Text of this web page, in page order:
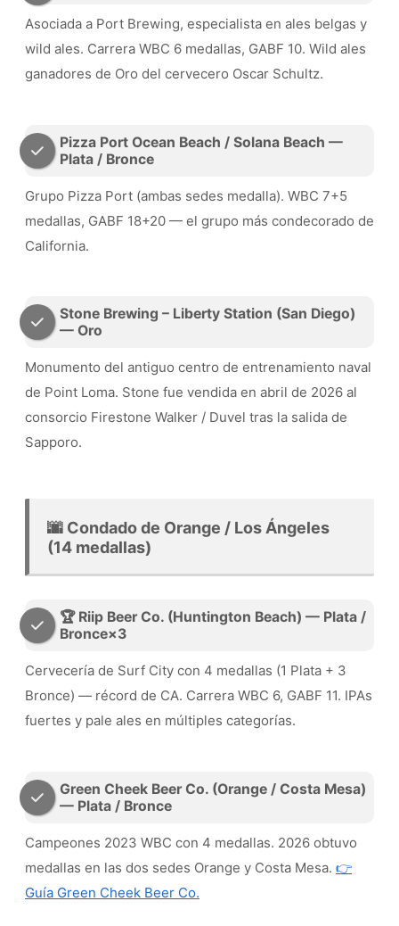
Asociada a Port Brewing, especialista en ales belgas y
wild ales. Carrera WBC 6 medallas, GABF 10. Wild ales
ganadores de Oro del cervecero Oscar Schultz.
Pizza Port Ocean Beach / Solana Beach —
Plata / Bronce
Grupo Pizza Port (ambas sedes medalla). WBC 7+5
medallas, GABF 18+20 — el grupo más condecorado de
California.
Stone Brewing – Liberty Station (San Diego)
— Oro
Monumento del antiguo centro de entrenamiento naval
de Point Loma. Stone fue vendida en abril de 2026 al
consorcio Firestone Walker / Duvel tras la salida de
Sapporo.
🌆 Condado de Orange / Los Ángeles
(14 medallas)
🏆 Riip Beer Co. (Huntington Beach) — Plata /
Bronce×3
Cervecería de Surf City con 4 medallas (1 Plata + 3
Bronce) — récord de CA. Carrera WBC 6, GABF 11. IPAs
fuertes y pale ales en múltiples categorías.
Green Cheek Beer Co. (Orange / Costa Mesa)
— Plata / Bronce
Campeones 2023 WBC con 4 medallas. 2026 obtuvo
medallas en las dos sedes Orange y Costa Mesa. 👉
Guía Green Cheek Beer Co.